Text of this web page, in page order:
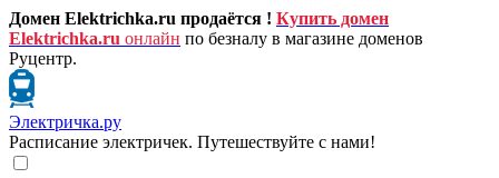
Домен Elektrichka.ru продаётся ! Купить домен
Elektrichka.ru онлайн по безналу в магазине доменов
Руцентр.
Электричка.ру
Расписание электричек. Путешествуйте с нами!